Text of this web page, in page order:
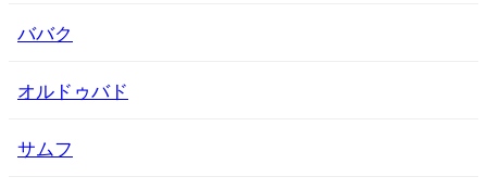
ババク
オルドゥバド
サムフ